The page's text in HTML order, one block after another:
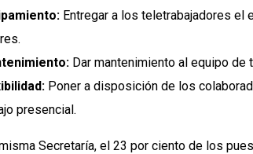
Entregar a los teletrabajadores el
Dar mantenimiento al equipo de
Poner a disposición de los
presencial.
Secretaría, el 23 por ciento de los